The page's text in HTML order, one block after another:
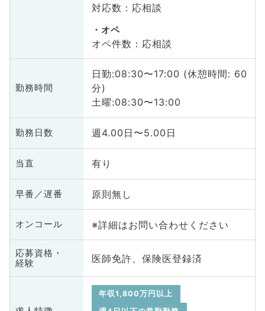
対応数：応相談
オペ
オペ件数：応相談
勤務時間
日勤:08:30〜17:00 (休憩時間: 60
分)
土曜:08:30〜13:00
勤務日数 週4.00日〜5.00日
当直 有り
早番／遅番 原則無し
オンコール ※詳細はお問い合わせください
応募資格・
経験
医師免許、保険医登録済
年収1,800万円以上